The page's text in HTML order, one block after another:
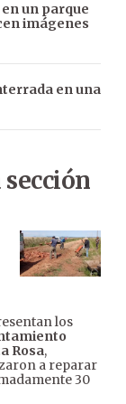
un parque
imágenes
en una
los
Rosa,
a reparar
30